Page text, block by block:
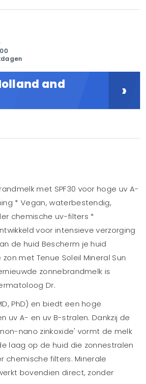
and ›
met SPF30 voor hoge uv A-
* Vegan, waterbestendig,
chemische uv-filters *
voor intensieve verzorging
de huid Bescherm je huid
met Tenue Soleil Mineral Sun
zonnebrandmelk is
Dr.
PhD) en biedt een hoge
uv A- en uv B-stralen. Dankzij de
nano zinkoxide' vormt de melk
laag op de huid die zonnestralen
chemische filters. Minerale
bovendien direct, zonder